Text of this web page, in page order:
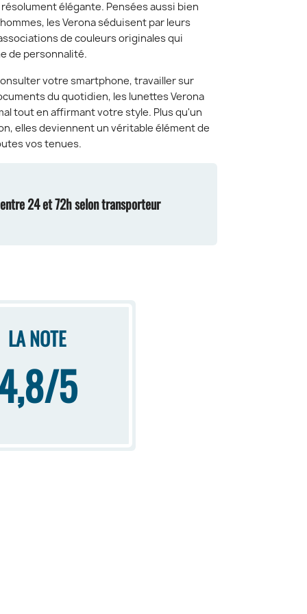
élégante. Pensées aussi bien
les Verona séduisent par leurs
de couleurs originales qui
de personnalité.
votre smartphone, travailler sur
du quotidien, les lunettes Verona
tout en affirmant votre style. Plus qu'un
elles deviennent un véritable élément de
vos tenues.
24 et 72h selon transporteur
LA NOTE
5